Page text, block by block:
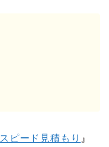
スピード見積もり 』